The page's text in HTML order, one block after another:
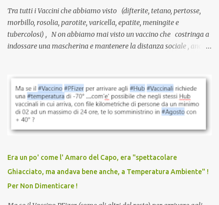
Tra tutti i Vaccini che abbiamo visto (difterite, tetano, pertosse,
morbillo, rosolia, parotite, varicella, epatite, meningite e
tubercolosi) , N on abbiamo mai visto un vaccino che costringa a
indossare una mascherina e mantenere la distanza sociale , anche
vaccinazione. Non avevamo mai sentito parlare di ricompense,
sconti, incentivi per vaccinarsi. Non avevamo mai visto
discriminazioni per coloro che non l’hanno fatto. Se non sei stato
vaccinato, nessuno aveva prima cercato di farti sentire una
persona cattiva. Non avevamo mai visto un vaccino che minacci le
vaccino usato per minacciare i mezzi di sussistenza, il lavoro o la
scuola. Non avevamo mai visto un vaccino che permettesse a un
dodicenne di ignorare il consenso dei genitori. Dopo tutti i vaccini
che abbiamo elencato sopra...
Era un po' come l' Amaro del Capo, era "spettacolare
Ghiacciato, ma andava bene anche, a Temperatura Ambiente" !
Per Non Dimenticare !